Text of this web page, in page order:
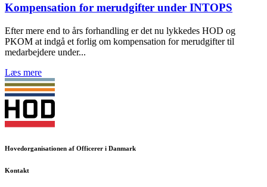
Kompensation for merudgifter under INTOPS
Efter mere end to års forhandling er det nu lykkedes HOD og
PKOM at indgå et forlig om kompensation for merudgifter til
medarbejdere under...
Læs mere
Hovedorganisationen af Officerer i Danmark
Kontakt